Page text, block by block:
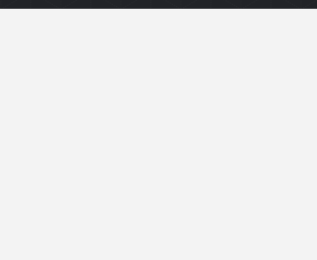
ID
2374